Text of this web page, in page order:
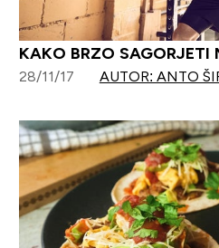
KAKO BRZO SAGORJETI
28/11/17 AUTOR: ANTO